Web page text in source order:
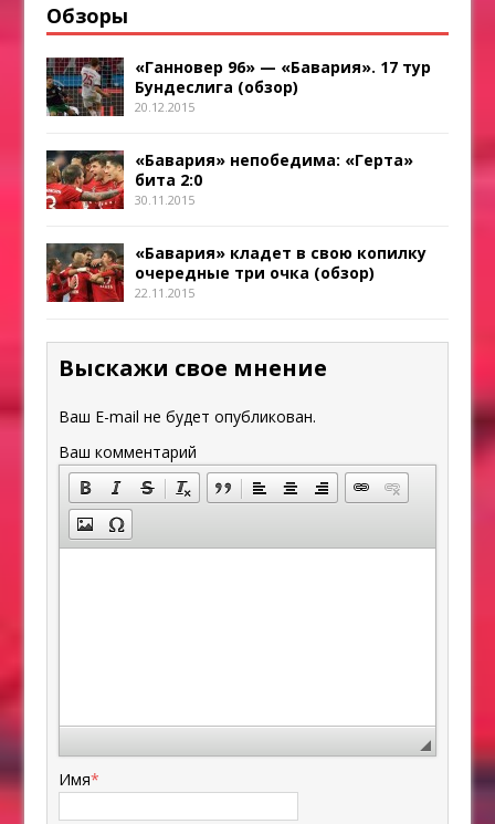
Обзоры
«Ганновер 96» — «Бавария». 17 тур
Бундеслига (обзор)
20.12.2015
«Бавария» непобедима: «Герта»
бита 2:0
30.11.2015
«Бавария» кладет в свою копилку
очередные три очка (обзор)
22.11.2015
Выскажи свое мнение
Ваш E-mail не будет опубликован.
Ваш комментарий
Имя*